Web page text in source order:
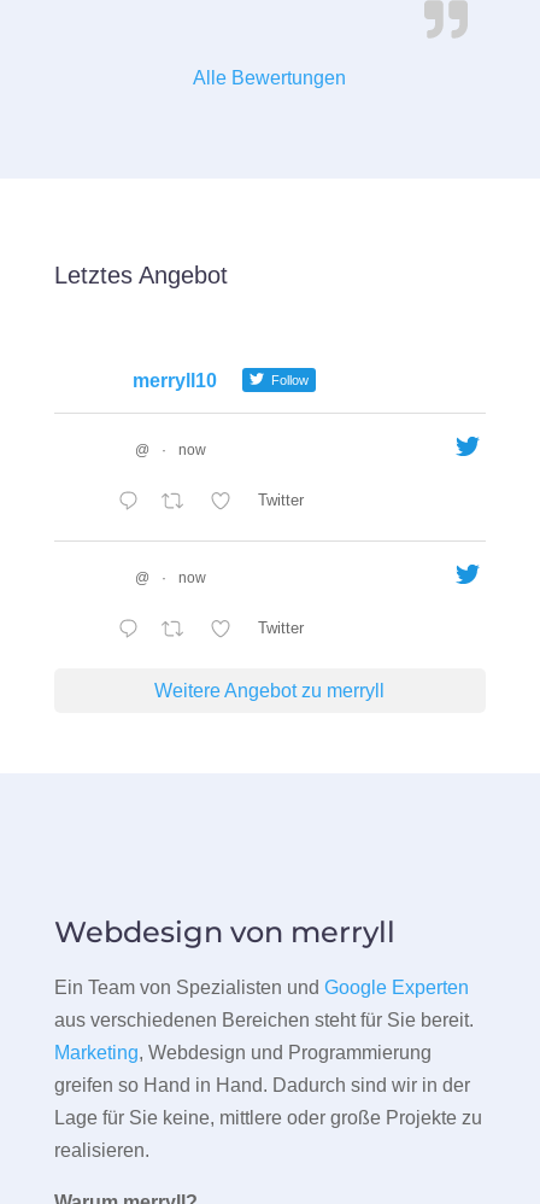
Alle Bewertungen
Letztes Angebot
merryll10 Follow
@ · now
Twitter
@ · now
Twitter
Weitere Angebot zu merryll
Webdesign von merryll
Ein Team von Spezialisten und Google Experten
aus verschiedenen Bereichen steht für Sie bereit.
Marketing, Webdesign und Programmierung
greifen so Hand in Hand. Dadurch sind wir in der
Lage für Sie keine, mittlere oder große Projekte zu
realisieren.